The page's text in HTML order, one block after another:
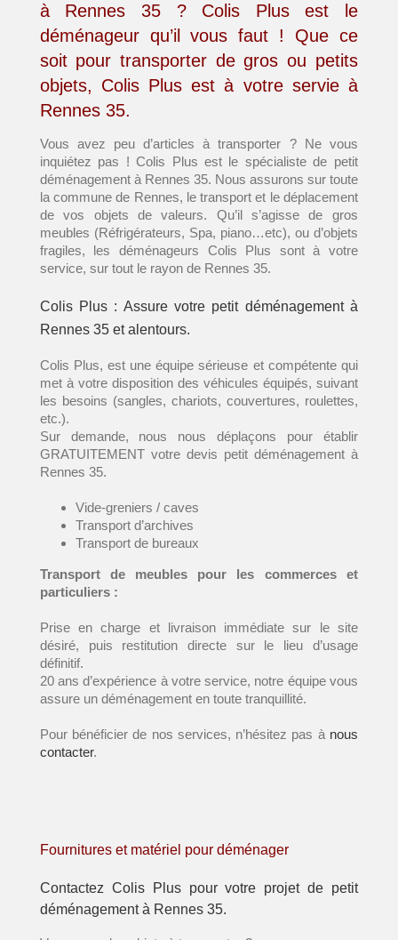
à Rennes 35 ? Colis Plus est le
déménageur qu’il vous faut ! Que ce
soit pour transporter de gros ou petits
objets, Colis Plus est à votre servie à
Rennes 35.
Vous avez peu d’articles à transporter ? Ne vous
inquiétez pas ! Colis Plus est le spécialiste de petit
déménagement à Rennes 35. Nous assurons sur toute
la commune de Rennes, le transport et le déplacement
de vos objets de valeurs. Qu’il s’agisse de gros
meubles (Réfrigérateurs, Spa, piano…etc), ou d’objets
fragiles, les déménageurs Colis Plus sont à votre
service, sur tout le rayon de Rennes 35.
Colis Plus : Assure votre petit déménagement à
Rennes 35 et alentours.
Colis Plus, est une équipe sérieuse et compétente qui
met à votre disposition des véhicules équipés, suivant
les besoins (sangles, chariots, couvertures, roulettes,
etc.).
Sur demande, nous nous déplaçons pour établir
GRATUITEMENT votre devis petit déménagement à
Rennes 35.
Vide-greniers / caves
Transport d’archives
Transport de bureaux
Transport de meubles pour les commerces et
particuliers :
Prise en charge et livraison immédiate sur le site
désiré, puis restitution directe sur le lieu d’usage
définitif.
20 ans d’expérience à votre service, notre équipe vous
assure un déménagement en toute tranquillité.
Pour bénéficier de nos services, n’hésitez pas à nous
contacter.
Fournitures et matériel pour déménager
Contactez Colis Plus pour votre projet de petit
déménagement à Rennes 35.